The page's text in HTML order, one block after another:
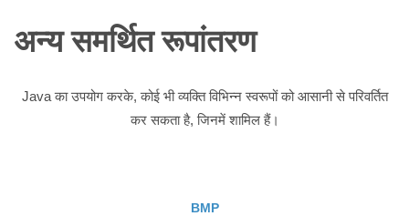
अन्य समर्थित रूपांतरण
Java का उपयोग करके, कोई भी व्यक्ति विभिन्न स्वरूपों को आसानी से परिवर्तित
कर सकता है, जिनमें शामिल हैं।
BMP